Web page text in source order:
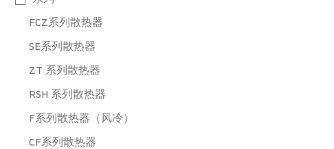
FCZ系列散热器
SE系列散热器
ZT 系列散热器
RSH 系列散热器
F系列散热器（风冷）
CF系列散热器